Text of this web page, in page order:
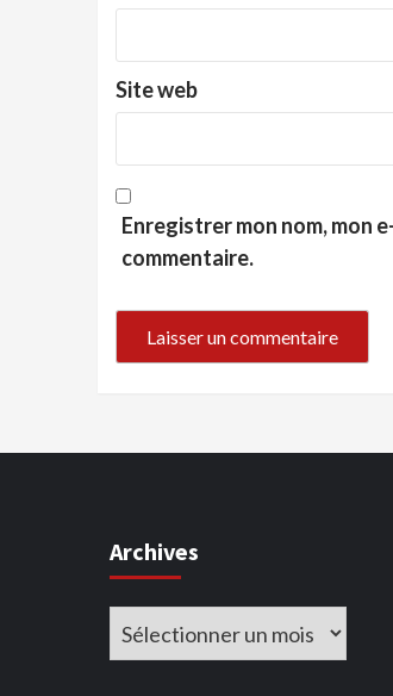
Site web
Enregistrer mon nom, mon
commentaire.
Archives
Archives